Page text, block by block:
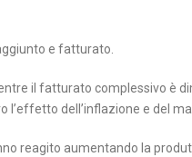
e fatturato.
il fatturato complessivo è
l’effetto dell’inflazione e del
reagito aumentando la